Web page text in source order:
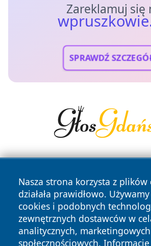
Zareklamuj się
SPRAWDŹ
Nasza strona korzysta z plików
działała prawidłowo.
cookies i podobnych
zewnętrznych dostawców w
analitycznych,
społecznościowych.
Copyright © 2026 wpruszkowie.pl
zastrzeżone.